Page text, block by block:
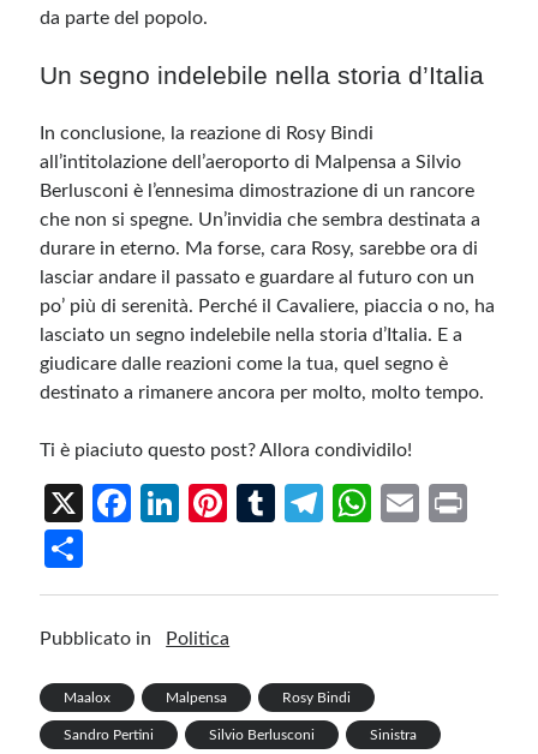
da parte del popolo.
Un segno indelebile nella storia d’Italia
In conclusione, la reazione di Rosy Bindi
all’intitolazione dell’aeroporto di Malpensa a Silvio
Berlusconi è l’ennesima dimostrazione di un rancore
che non si spegne. Un’invidia che sembra destinata a
durare in eterno. Ma forse, cara Rosy, sarebbe ora di
lasciar andare il passato e guardare al futuro con un
po’ più di serenità. Perché il Cavaliere, piaccia o no, ha
lasciato un segno indelebile nella storia d’Italia. E a
giudicare dalle reazioni come la tua, quel segno è
destinato a rimanere ancora per molto, molto tempo.
Ti è piaciuto questo post? Allora condividilo!
X
Fa
o
k
Li
n
Pi
t
T
Te
W
p
p
E
h
ar
Pubblicato in Politica
Maalox Malpensa Rosy Bindi
Sandro Pertini Silvio Berlusconi Sinistra